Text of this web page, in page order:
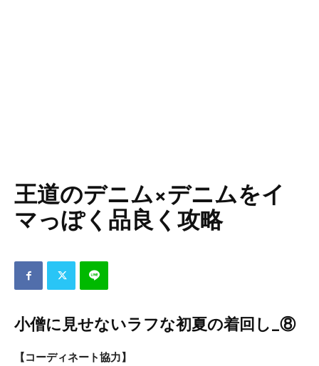
王道のデニム×デニムをイ
マっぽく品良く攻略
小僧に見せないラフな初夏の着回し_⑧
【コーディネート協力】